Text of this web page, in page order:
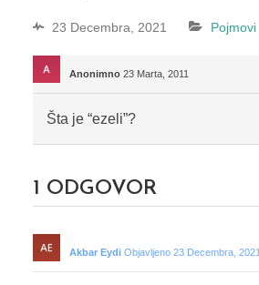
23 Decembra, 2021 Pojmovi
Anonimno 23 Marta, 2011
Šta je “ezeli”?
1 ODGOVOR
Akbar Eydi Objavljeno 23 Decembra, 2021